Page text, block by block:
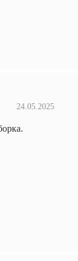
24.05.2025